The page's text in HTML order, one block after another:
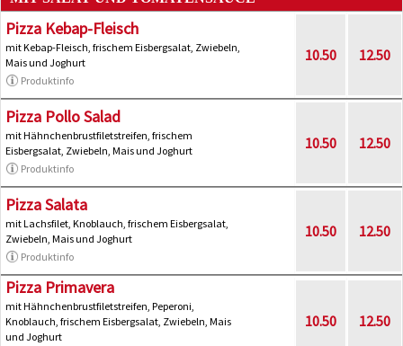
Pizza Kebap-Fleisch
mit Kebap-Fleisch, frischem Eisbergsalat, Zwiebeln,
Mais und Joghurt
Produktinfo
10.50 12.50
Pizza Pollo Salad
mit Hähnchenbrustfiletstreifen, frischem
Eisbergsalat, Zwiebeln, Mais und Joghurt
Produktinfo
10.50 12.50
Pizza Salata
mit Lachsfilet, Knoblauch, frischem Eisbergsalat,
Zwiebeln, Mais und Joghurt
Produktinfo
10.50 12.50
Pizza Primavera
mit Hähnchenbrustfiletstreifen, Peperoni,
Knoblauch, frischem Eisbergsalat, Zwiebeln, Mais
und Joghurt
10.50 12.50